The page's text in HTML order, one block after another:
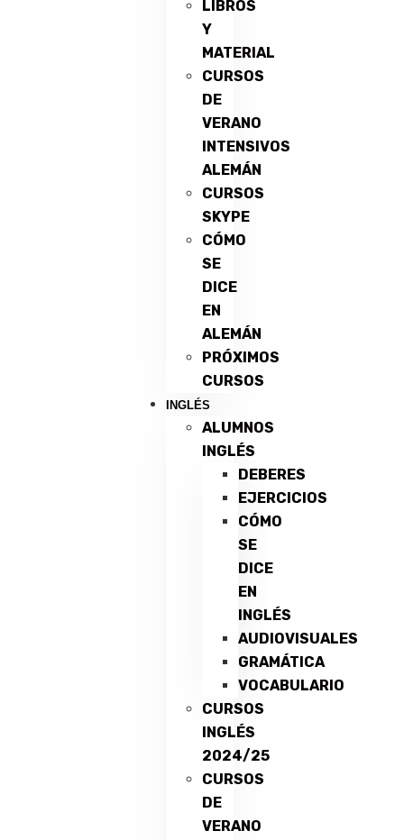
LIBROS
Y
MATERIAL
CURSOS
DE
VERANO
INTENSIVOS
ALEMÁN
CURSOS
SKYPE
CÓMO
SE
DICE
EN
ALEMÁN
PRÓXIMOS
CURSOS
INGLÉS
ALUMNOS
INGLÉS
DEBERES
EJERCICIOS
CÓMO
SE
DICE
EN
INGLÉS
AUDIOVISUALES
GRAMÁTICA
VOCABULARIO
CURSOS
INGLÉS
2024/25
CURSOS
DE
VERANO